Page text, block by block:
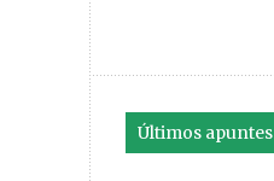
Últimos apuntes